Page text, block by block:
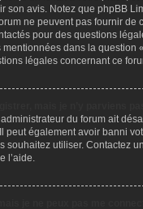
son avis. Notez que phpBB
ne peuvent pas fournir de
pour des questions
mentionnées dans la question
légales concernant ce
du forum ait
peut également avoir banni
souhaitez utiliser. Contactez
l’aide.